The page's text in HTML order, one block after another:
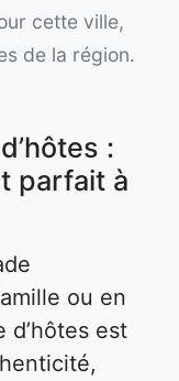
cette ville,
de la région.
:
parfait à
ou en
d’hôtes est